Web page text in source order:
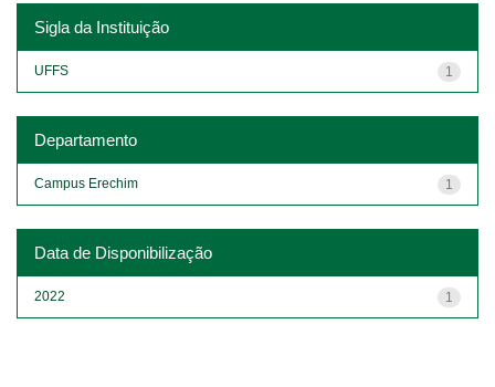
Sigla da Instituição
1
UFFS
Departamento
1
Campus Erechim
Data de Disponibilização
1
2022